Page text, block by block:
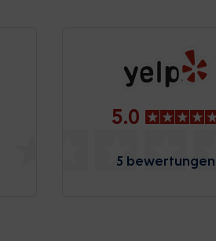
5.0
5 bewertungen